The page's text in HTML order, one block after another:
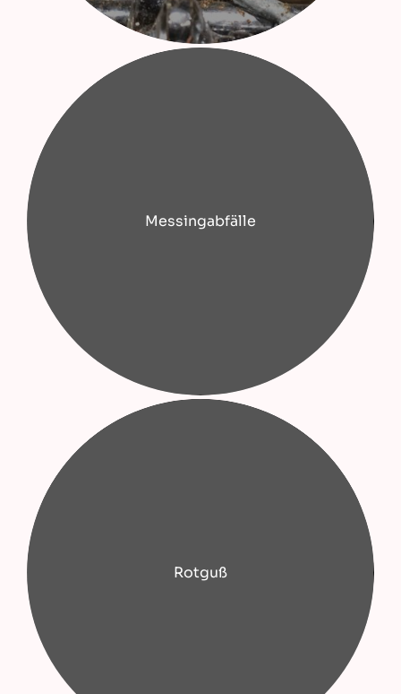
Messingabfälle
Rotguß